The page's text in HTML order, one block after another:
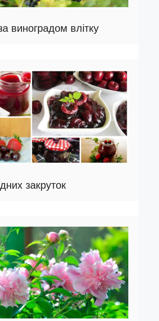
виноградом влітку
закруток